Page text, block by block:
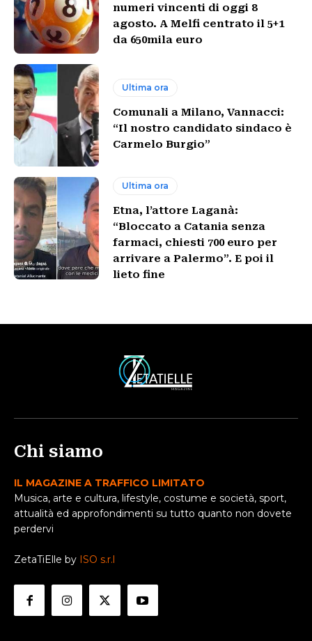
numeri vincenti di oggi 8
agosto. A Melfi centrato il 5+1
da 650mila euro
Ultima ora
Comunali a Milano, Vannacci:
“Il nostro candidato sindaco è
Carmelo Burgio”
Ultima ora
Etna, l’attore Laganà:
“Bloccato a Catania senza
farmaci, chiesti 700 euro per
arrivare a Palermo”. E poi il
lieto fine
Chi siamo
IL MAGAZINE A TRAFFICO LIMITATO
Musica, arte e cultura, lifestyle, costume e società, sport,
attualità ed approfondimenti su tutto quanto non dovete
perdervi
ZetaTiElle by ISO s.r.l